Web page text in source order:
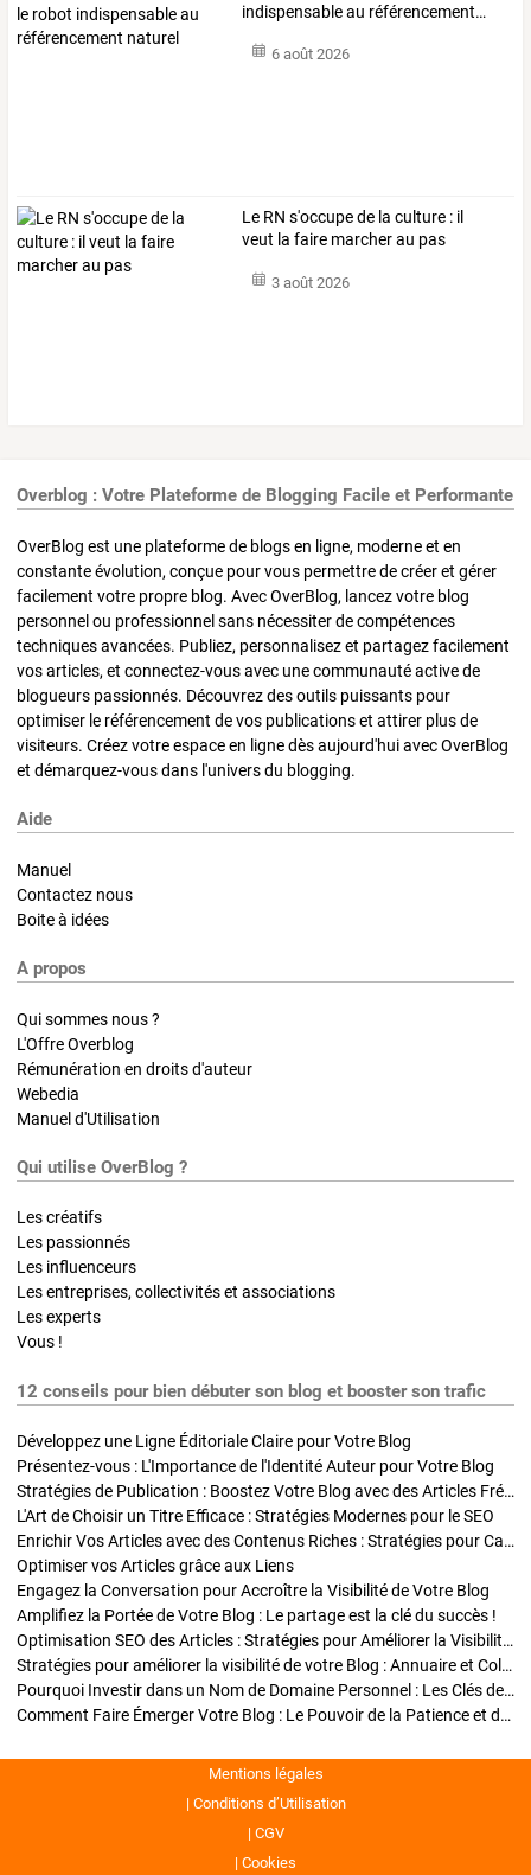
indispensableau référencement…
6 août 2026
Le RN s'occupe de la culture : il
veut la faire marcher au pas
3 août 2026
Overblog : Votre Plateforme de Blogging Facile et Performante
OverBlog est une plateforme de blogs en ligne, moderne et en
constante évolution, conçue pour vous permettre de créer et gérer
facilement votre propre blog. Avec OverBlog, lancez votre blog
personnel ou professionnel sans nécessiter de compétences
techniques avancées. Publiez, personnalisez et partagez facilement
vos articles, et connectez-vous avec une communauté active de
blogueurs passionnés. Découvrez des outils puissants pour
optimiser le référencement de vos publications et attirer plus de
visiteurs. Créez votre espace en ligne dès aujourd'hui avec OverBlog
et démarquez-vous dans l'univers du blogging.
Aide
Manuel
Contactez nous
Boite à idées
A propos
Qui sommes nous ?
L'Offre Overblog
Rémunération en droits d'auteur
Webedia
Manuel d'Utilisation
Qui utilise OverBlog ?
Les créatifs
Les passionnés
Les influenceurs
Les entreprises, collectivités et associations
Les experts
Vous !
12 conseils pour bien débuter son blog et booster son trafic
Développez une Ligne Éditoriale Claire pour Votre Blog
Présentez-vous : L'Importance de l'Identité Auteur pour Votre Blog
Stratégies de Publication : Boostez Votre Blog avec des Articles Fréquents et Exclusifs
L'Art de Choisir un Titre Efficace : Stratégies Modernes pour le SEO
Enrichir Vos Articles avec des Contenus Riches : Stratégies pour Captiver et Optimiser
Optimiser vos Articles grâce aux Liens
Engagez la Conversation pour Accroître la Visibilité de Votre Blog
Amplifiez la Portée de Votre Blog : Le partage est la clé du succès !
Optimisation SEO des Articles : Stratégies pour Améliorer la Visibilité de Votre Blog
Stratégies pour améliorer la visibilité de votre Blog : Annuaire et Collaborations
Pourquoi Investir dans un Nom de Domaine Personnel : Les Clés de la Réussite de Votre Blog
Comment Faire Émerger Votre Blog : Le Pouvoir de la Patience et de la Persévérance
Mentions légales
Conditions d’Utilisation
CGV
Cookies